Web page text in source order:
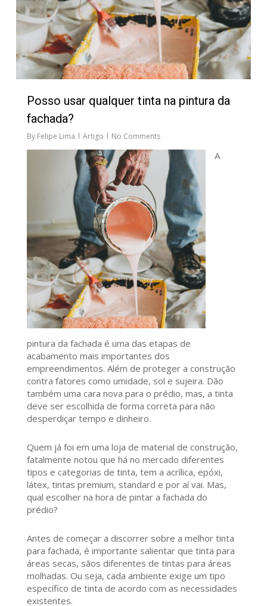
Posso usar qualquer tinta na pintura da
fachada?
By Felipe Lima Artigo No Comments
A
pintura da fachada é uma das etapas de
acabamento mais importantes dos
empreendimentos. Além de proteger a construção
contra fatores como umidade, sol e sujeira. Dão
também uma cara nova para o prédio, mas, a tinta
deve ser escolhida de forma correta para não
desperdiçar tempo e dinheiro.
Quem já foi em uma loja de material de construção,
fatalmente notou que há no mercado diferentes
tipos e categorias de tinta, tem a acrílica, epóxi,
látex, tintas premium, standard e por aí vai. Mas,
qual escolher na hora de pintar a fachada do
prédio?
Antes de começar a discorrer sobre a melhor tinta
para fachada, é importante salientar que tinta para
áreas secas, sãos diferentes de tintas para áreas
molhadas. Ou seja, cada ambiente exige um tipo
específico de tinta de acordo com as necessidades
existentes.